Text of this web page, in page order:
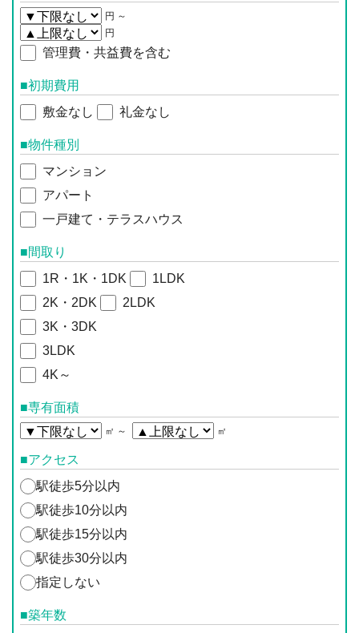
円 ～
円
管理費・共益費を含む
■初期費用
敷金なし
礼金なし
■物件種別
マンション
アパート
一戸建て・テラスハウス
■間取り
1R・1K・1DK
1LDK
2K・2DK
2LDK
3K・3DK
3LDK
4K～
■専有面積
㎡ ～ ㎡
■アクセス
駅徒歩5分以内
駅徒歩10分以内
駅徒歩15分以内
駅徒歩30分以内
指定しない
■築年数